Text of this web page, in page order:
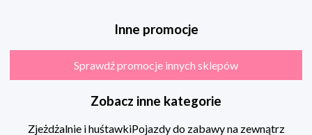
Inne promocje
Sprawdź promocje innych sklepów
Zobacz inne kategorie
Zjeżdżalnie i huśtawkiPojazdy do zabawy na zewnątrz